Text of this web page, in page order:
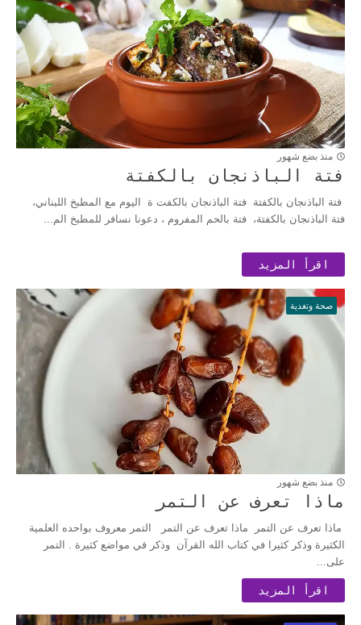
منذ بضع شهور
فتة الباذنجان بالكفتة
فتة الباذنجان بالكفتة فتة الباذنجان بالكفت ة اليوم مع المطبخ اللبناني،
فتة الباذنجان بالكفتة، فتة بالحم المفروم ، دعونا نسافر للمطبخ الم...
اقرأ المزيد
صحة وتغدية
منذ بضع شهور
ماذا تعرف عن التمر
ماذا تعرف عن التمر ماذا تعرف عن التمر التمر معروف بواحده العلمية
الكثيرة وذكر كثيرا في كتاب الله القرآن وذكر في مواضع كثيرة . التمر
على...
اقرأ المزيد